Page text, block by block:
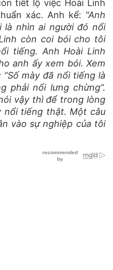
tiết lộ việc Hoài Linh
xác. Anh kể: "Anh
là nhìn ai người đó nổi
còn coi bói cho tôi
tiếng. Anh Hoài Linh
anh ấy xem bói. Xem
mày đã nổi tiếng là
phải nổi lưng chừng”.
vậy thì để trong lòng
nổi tiếng thật. Một câu
vào sự nghiệp của tôi